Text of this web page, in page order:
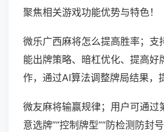
聚焦相关游戏功能优势与特色！
微乐广西麻将怎么提高胜率；支
能出牌策略、暗杠优化、提高好
作，通过AI算法调整牌局结果，
微友麻将输赢规律；用户可通过
意选牌”“控制牌型”“防检测防封